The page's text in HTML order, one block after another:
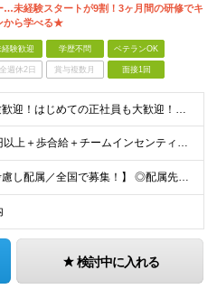
…未経験スタートが9割！3ヶ月間の研修でキ
から学べる★
経験歓迎 学歴不問 ベテランOK
週休2日 賞与複数月 面接1回
＼＼未経験歓迎！はじめての正社員も大歓迎！／／ ★業種・職種未経験歓迎 ★学歴不問 ★社会人デビュー・フリーターOK ＜応募条件＞ ■普通自動車免許（AT限定可） ＊1人1台、社用車を貸与します。
月給26万円以上＋歩合給＋チームインセンティブ＋諸手当＋残業代 ※上記は東京のみの月給です。 ┗その他エリアは、月給22万円以上となります。 ※経験・スキルを考慮の上、弊社規程により優遇いたします。
【希望を考慮し配属／全国で募集！】 ◎配属先は希望考慮 ◎転勤なし！ ★関東 ■東京 板橋区/世⽥⾕区/練⾺区/⾜⽴区/⼤⽥区/江⼾川区/多摩市 ■千葉 千葉市/船橋市/柏市 ■神奈川 横浜市/厚⽊
検討中に入れる